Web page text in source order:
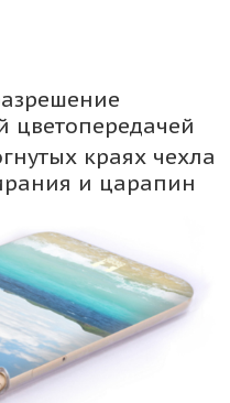
цветопередачей
краях чехла
и царапин